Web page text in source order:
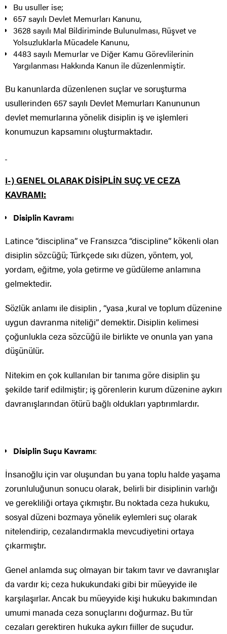
Bu usuller ise;
657 sayılı Devlet Memurları Kanunu,
3628 sayılı Mal Bildiriminde Bulunulması, Rüşvet ve
Yolsuzluklarla Mücadele Kanunu,
4483 sayılı Memurlar ve Diğer Kamu Görevlilerinin
Yargılanması Hakkında Kanun ile düzenlenmiştir.
Bu kanunlarda düzenlenen suçlar ve soruşturma
usullerinden 657 sayılı Devlet Memurları Kanununun
devlet memurlarına yönelik disiplin iş ve işlemleri
konumuzun kapsamını oluşturmaktadır.
I-) GENEL OLARAK DİSİPLİN SUÇ VE CEZA
KAVRAMI:
Disiplin Kavramı
Latince “disciplina” ve Fransızca “discipline” kökenli olan
disiplin sözcüğü; Türkçede sıkı düzen, yöntem, yol,
yordam, eğitme, yola getirme ve güdüleme anlamına
gelmektedir.
Sözlük anlamı ile disiplin , “yasa ,kural ve toplum düzenine
uygun davranma niteliği” demektir. Disiplin kelimesi
çoğunlukla ceza sözcüğü ile birlikte ve onunla yan yana
düşünülür.
Nitekim en çok kullanılan bir tanıma göre disiplin şu
şekilde tarif edilmiştir; iş görenlerin kurum düzenine aykırı
davranışlarından ötürü bağlı oldukları yaptırımlardır.
Disiplin Suçu Kavramı:
İnsanoğlu için var oluşundan bu yana toplu halde yaşama
zorunluluğunun sonucu olarak, belirli bir disiplinin varlığı
ve gerekliliği ortaya çıkmıştır. Bu noktada ceza hukuku,
sosyal düzeni bozmaya yönelik eylemleri suç olarak
nitelendirip, cezalandırmakla mevcudiyetini ortaya
çıkarmıştır.
Genel anlamda suç olmayan bir takım tavır ve davranışlar
da vardır ki; ceza hukukundaki gibi bir müeyyide ile
karşılaşırlar. Ancak bu müeyyide kişi hukuku bakımından
umumi manada ceza sonuçlarını doğurmaz. Bu tür
cezaları gerektiren hukuka aykırı fiiller de suçudur.